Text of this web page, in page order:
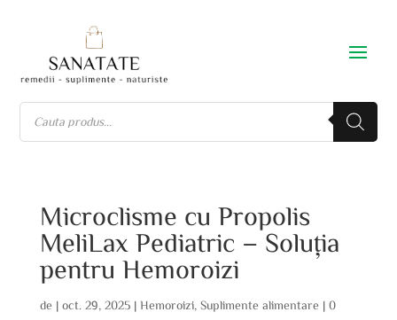
Microclisme cu Propolis
MeliLax Pediatric – Soluția
pentru Hemoroizi
de | oct. 29, 2025| Hemoroizi, Suplimente alimentare| 0